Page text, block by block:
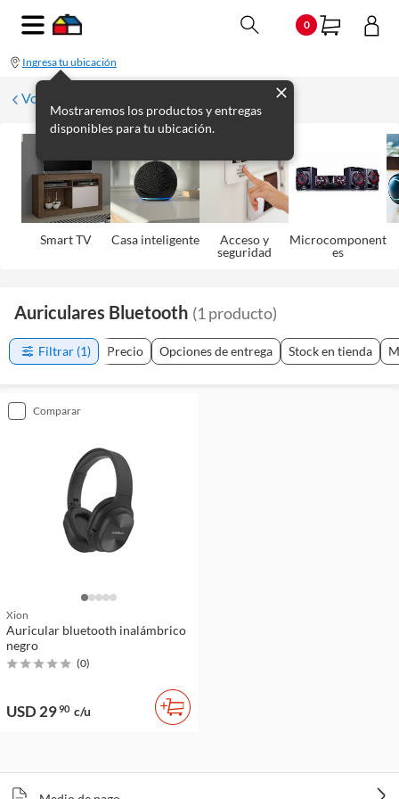
0
Ingresa tu ubicación
Mostraremos los productos y entregas
disponibles para tu ubicación.
Volver
Smart TV Casa inteligente
Acceso y
seguridad
Microcomponent
es
Auriculares Bluetooth (1 producto)
Filtrar (1) Precio Opciones de entrega Stock en tienda
comparar
Xion
Auricular bluetooth inalámbrico
negro
(0)
USD 2990 c/u